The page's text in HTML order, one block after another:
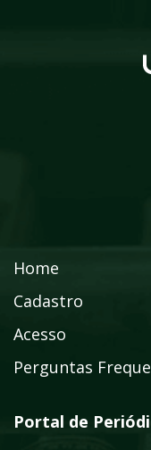
Home
Cadastro
Acesso
Perguntas
Portal de